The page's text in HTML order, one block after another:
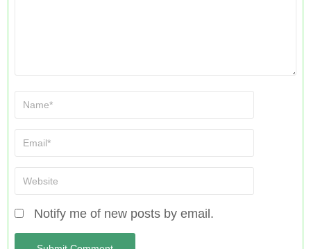
Notify me of new posts by email.